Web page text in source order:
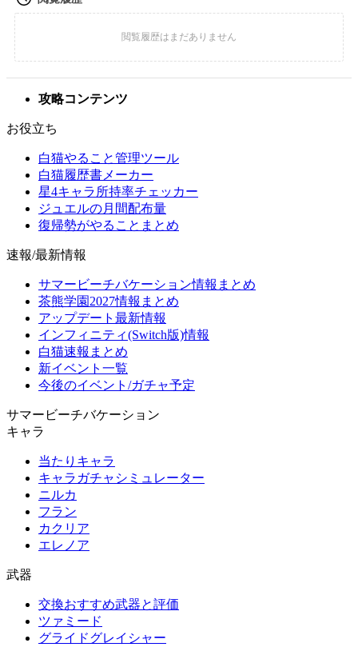
攻略コンテンツ
お役立ち
白猫やること管理ツール
白猫履歴書メーカー
星4キャラ所持率チェッカー
ジュエルの月間配布量
復帰勢がやることまとめ
速報/最新情報
サマービーチバケーション情報まとめ
茶熊学園2027情報まとめ
アップデート最新情報
インフィニティ(Switch版)情報
白猫速報まとめ
新イベント一覧
今後のイベント/ガチャ予定
サマービーチバケーション
キャラ
当たりキャラ
キャラガチャシミュレーター
ニルカ
フラン
カクリア
エレノア
武器
交換おすすめ武器と評価
ツァミード
グライドグレイシャー